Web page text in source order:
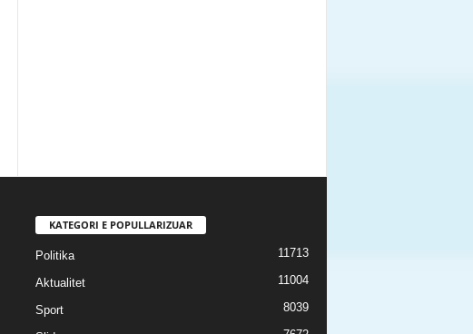
KATEGORI E POPULLARIZUAR
Politika 11713
Aktualitet 11004
Sport 8039